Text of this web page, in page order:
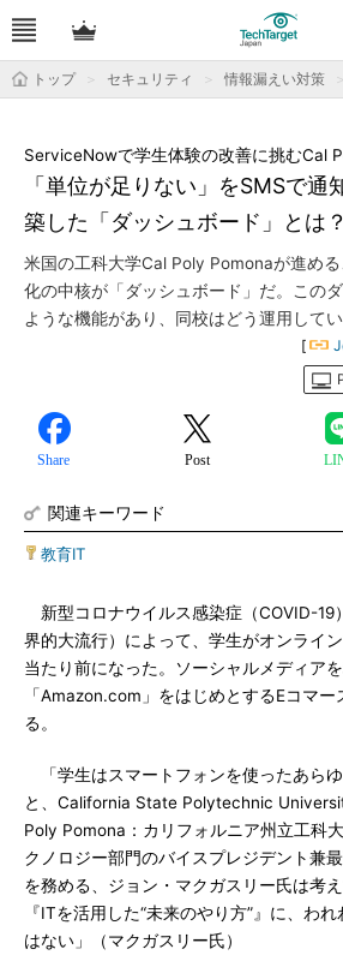
トップ セキュリティ 情報漏えい対策
「単位が足りない」をSMSで
築した「ダッシュボード」とは？
ServiceNowで学生体験の改善に挑むCal
米国の工科大学Cal Poly Pomonaが進め
化の中核が「ダッシュボード」だ。この
ような機能があり、同校はどう運用してい
[
Share Post
関連キーワード
教育IT
新型コロナウイルス感染症（COVID-19
界的大流行）によって、学生がオンライ
当たり前になった。ソーシャルメディア
「Amazon.com」をはじめとするEコマ
る。
「学生はスマートフォンを使ったあらゆ
と、California State Polytechnic
Poly Pomona：カリフォルニア州立工科
クノロジー部門のバイスプレジデント兼
を務める、ジョン・マクガスリー氏は考
『ITを活用した“未来のやり方”』に、わ
はない」（マクガスリー氏）